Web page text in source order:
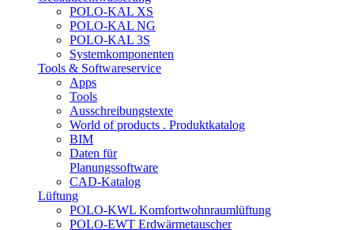
POLO-KAL XS
POLO-KAL NG
POLO-KAL 3S
Systemkomponenten
Tools & Softwareservice
Apps
Tools
Ausschreibungstexte
World of products . Produktkatalog
BIM
Daten für
Planungssoftware
CAD-Katalog
Lüftung
POLO-KWL Komfortwohnraumlüftung
POLO-EWT Erdwärmetauscher